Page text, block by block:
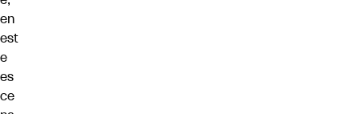
en
est
e
es
ce